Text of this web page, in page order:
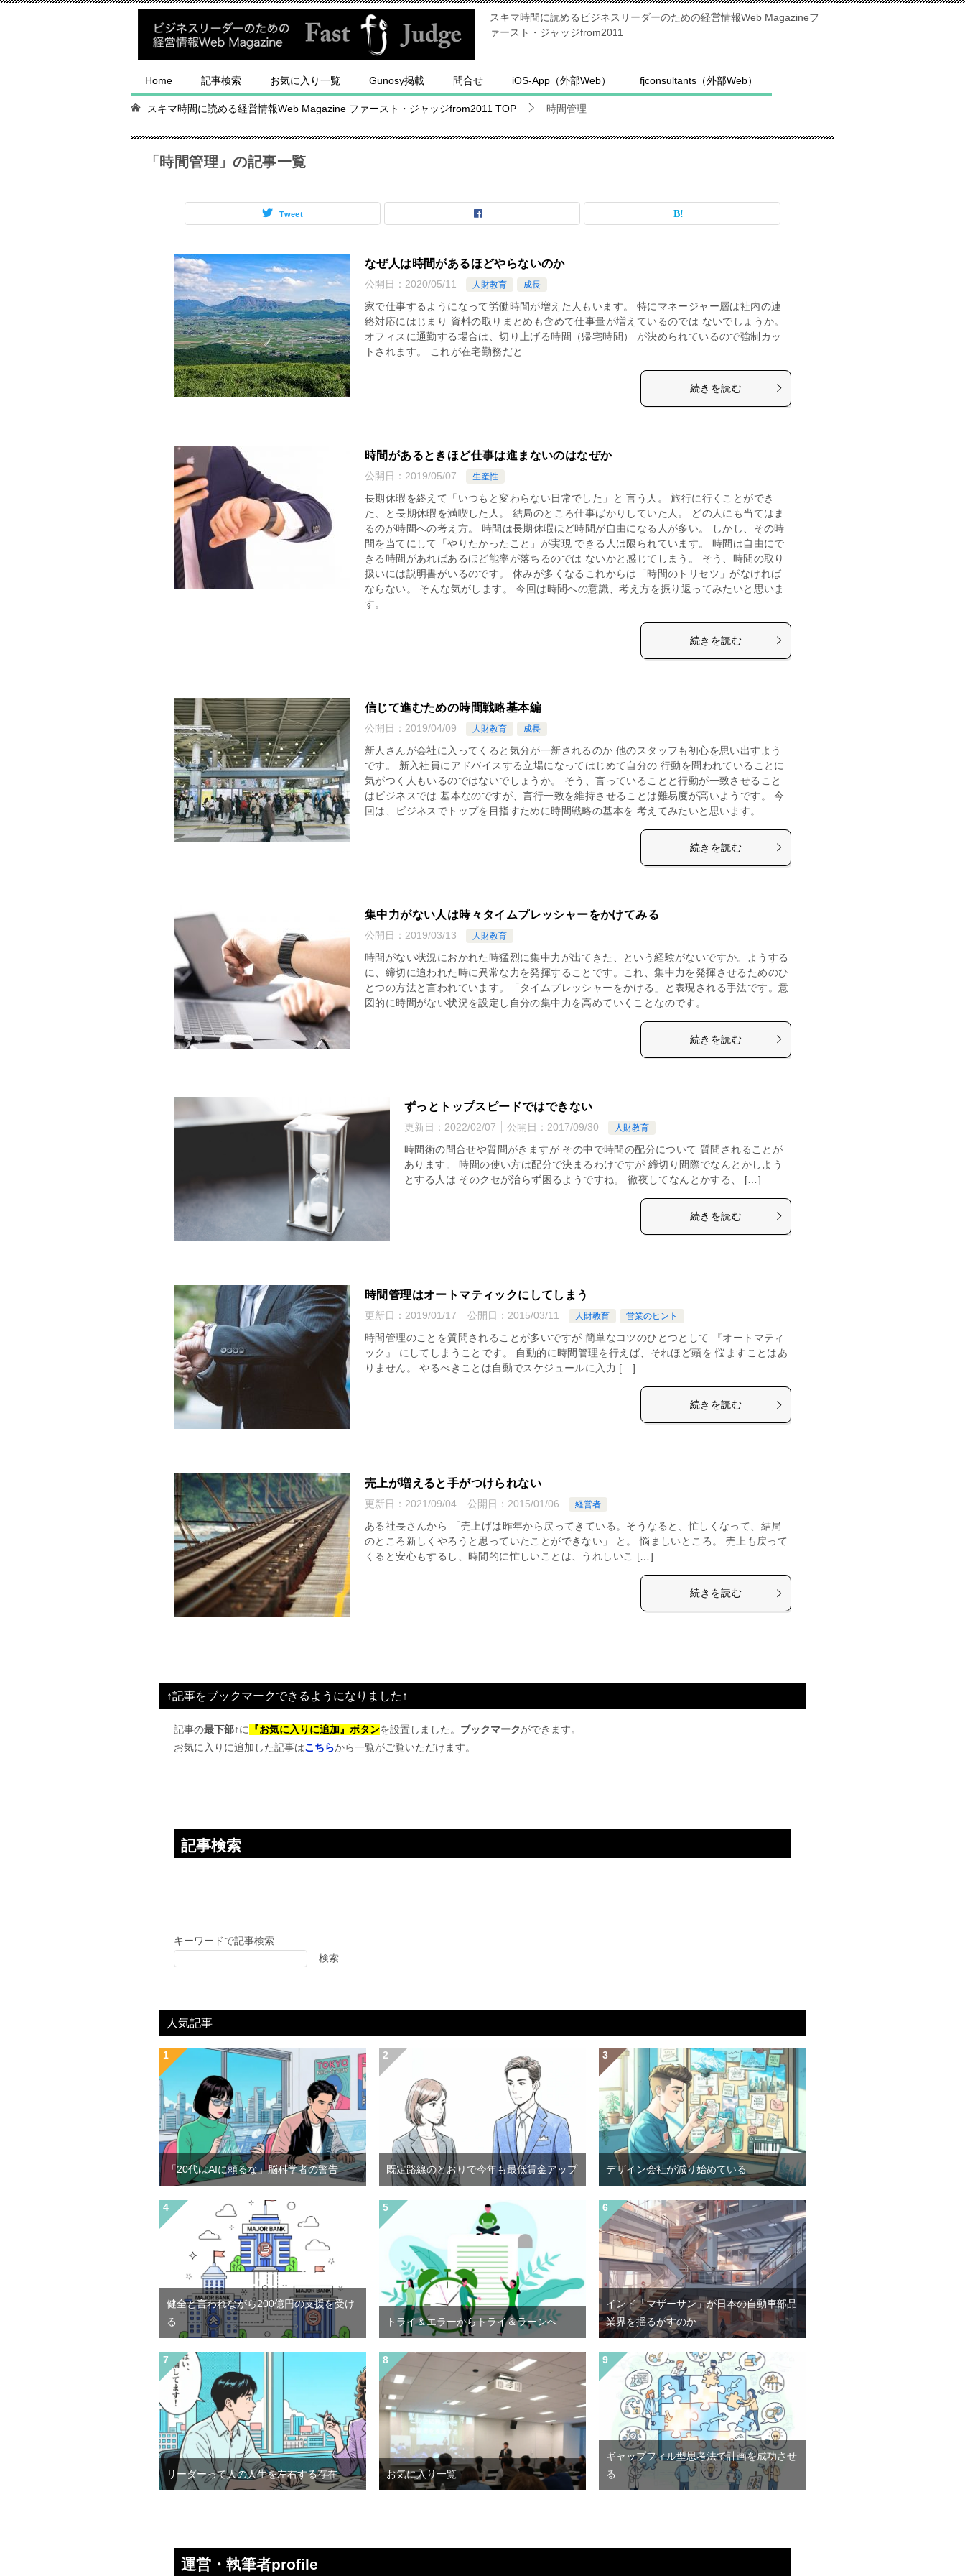
スキマ時間に読めるビジネスリーダーのための経営情報Web Magazineフ
ァースト・ジャッジfrom2011
Home 記事検索 お気に入り一覧 Gunosy掲載 問合せ iOS-App（外部Web） fjconsultants（外部Web）
スキマ時間に読める経営情報Web Magazine ファースト・ジャッジfrom2011 TOP 時間管理
「時間管理」の記事一覧
Tweet
なぜ人は時間があるほどやらないのか
公開日： 2020/05/11 人財教育 成長
家で仕事するようになって労働時間が増えた人もいます。 特にマネージャー層は社内の連
絡対応にはじまり 資料の取りまとめも含めて仕事量が増えているのでは ないでしょうか。
オフィスに通勤する場合は、切り上げる時間（帰宅時間） が決められているので強制カッ
トされます。 これが在宅勤務だと
続きを読む
時間があるときほど仕事は進まないのはなぜか
公開日： 2019/05/07 生産性
長期休暇を終えて「いつもと変わらない日常でした」と 言う人。 旅行に行くことができ
た、と長期休暇を満喫した人。 結局のところ仕事ばかりしていた人。 どの人にも当てはま
るのが時間への考え方。 時間は長期休暇ほど時間が自由になる人が多い。 しかし、その時
間を当てにして「やりたかったこと」が実現 できる人は限られています。 時間は自由にで
きる時間があればあるほど能率が落ちるのでは ないかと感じてしまう。 そう、時間の取り
扱いには説明書がいるのです。 休みが多くなるこれからは「時間のトリセツ」がなければ
ならない。 そんな気がします。 今回は時間への意識、考え方を振り返ってみたいと思いま
す。
続きを読む
信じて進むための時間戦略基本編
公開日： 2019/04/09 人財教育 成長
新人さんが会社に入ってくると気分が一新されるのか 他のスタッフも初心を思い出すよう
です。 新入社員にアドバイスする立場になってはじめて自分の 行動を問われていることに
気がつく人もいるのではないでしょうか。 そう、言っていることと行動が一致させること
はビジネスでは 基本なのですが、言行一致を維持させることは難易度が高いようです。 今
回は、ビジネスでトップを目指すために時間戦略の基本を 考えてみたいと思います。
続きを読む
集中力がない人は時々タイムプレッシャーをかけてみる
公開日： 2019/03/13 人財教育
時間がない状況におかれた時猛烈に集中力が出てきた、という経験がないですか。ようする
に、締切に追われた時に異常な力を発揮することです。これ、集中力を発揮させるためのひ
とつの方法と言われています。「タイムプレッシャーをかける」と表現される手法です。意
図的に時間がない状況を設定し自分の集中力を高めていくことなのです。
続きを読む
ずっとトップスピードではできない
更新日： 2022/02/07 公開日： 2017/09/30 人財教育
時間術の問合せや質問がきますが その中で時間の配分について 質問されることが
あります。 時間の使い方は配分で決まるわけですが 締切り間際でなんとかしよう
とする人は そのクセが治らず困るようですね。 徹夜してなんとかする、 […]
続きを読む
時間管理はオートマティックにしてしまう
更新日： 2019/01/17 公開日： 2015/03/11 人財教育 営業のヒント
時間管理のことを質問されることが多いですが 簡単なコツのひとつとして 『オートマティ
ック』 にしてしまうことです。 自動的に時間管理を行えば、それほど頭を 悩ますことはあ
りません。 やるべきことは自動でスケジュールに入力 […]
続きを読む
売上が増えると手がつけられない
更新日： 2021/09/04 公開日： 2015/01/06 経営者
ある社長さんから 「売上げは昨年から戻ってきている。そうなると、忙しくなって、結局
のところ新しくやろうと思っていたことができない」 と。 悩ましいところ。 売上も戻って
くると安心もするし、時間的に忙しいことは、うれしいこ […]
続きを読む
↑記事をブックマークできるようになりました↑
記事の最下部↑に 『お気に入りに追加』ボタンを設置しました。 ブックマークができます。
お気に入りに追加した記事はこちらから一覧がご覧いただけます。
記事検索
キーワードで記事検索
検索
人気記事
「20代はAIに頼るな」脳科学者の警告 既定路線のとおりで今年も最低賃金アップ デザイン会社が減り始めている
健全と言われながら200億円の支援を受け
る
トライ＆エラーからトライ＆ラーンへ
インド「マザーサン」が日本の自動車部品
業界を揺るがすのか
リーダーって人の人生を左右する存在 お気に入り一覧
ギャップフィル型思考法で計画を成功させ
る
運営・執筆者profile